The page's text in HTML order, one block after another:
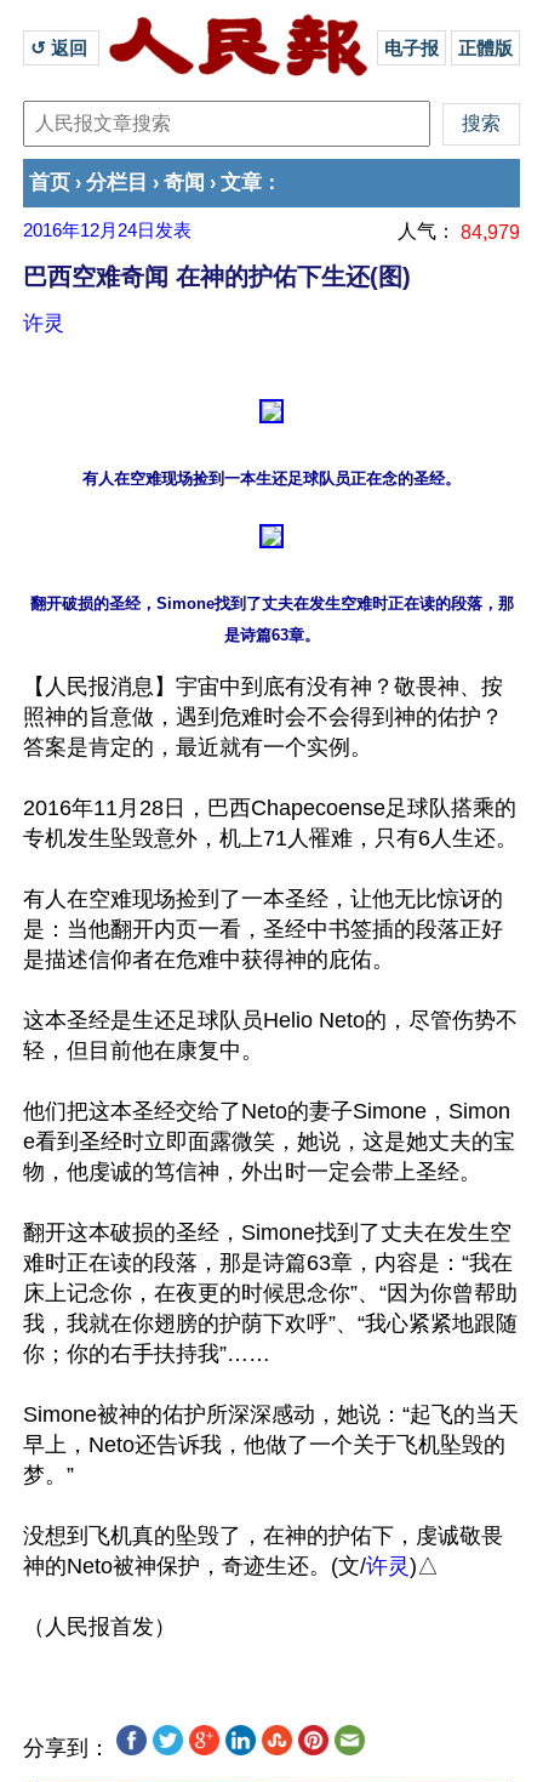
↺ 返回 电子报 正體版
首页 › 分栏目 › 奇闻 › 文章 ：
2016年12月24日 发表 人气： 84,979
巴西空难奇闻 在神的护佑下生还(图)
许灵
翻开破损的圣经，Simone找到了丈夫在发生空难时正在读的段落，那
【人民报消息】宇宙中到底有没有神？敬畏神、按
照神的旨意做，遇到危难时会不会得到神的佑护？
答案是肯定的，最近就有一个实例。
2016年11月28日，巴西Chapecoense足球队搭乘的
专机发生坠毁意外，机上71人罹难，只有6人生还。
有人在空难现场捡到了一本圣经，让他无比惊讶的
是：当他翻开内页一看，圣经中书签插的段落正好
是描述信仰者在危难中获得神的庇佑。
这本圣经是生还足球队员Helio Neto的，尽管伤势不
轻，但目前他在康复中。
他们把这本圣经交给了Neto的妻子Simone，Simon
e看到圣经时立即面露微笑，她说，这是她丈夫的宝
物，他虔诚的笃信神，外出时一定会带上圣经。
翻开这本破损的圣经，Simone找到了丈夫在发生空
难时正在读的段落，那是诗篇63章，内容是：“我在
床上记念你，在夜更的时候思念你”、“因为你曾帮助
我，我就在你翅膀的护荫下欢呼”、“我心紧紧地跟随
你；你的右手扶持我”……
Simone被神的佑护所深深感动，她说：“起飞的当天
早上，Neto还告诉我，他做了一个关于飞机坠毁的
梦。”
没想到飞机真的坠毁了，在神的护佑下，虔诚敬畏
神的Neto被神保护，奇迹生还。(文/许灵)△
分享到：